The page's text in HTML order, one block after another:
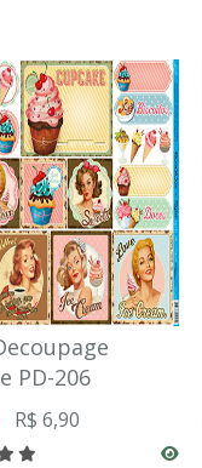
PD-206
R$ 6,90